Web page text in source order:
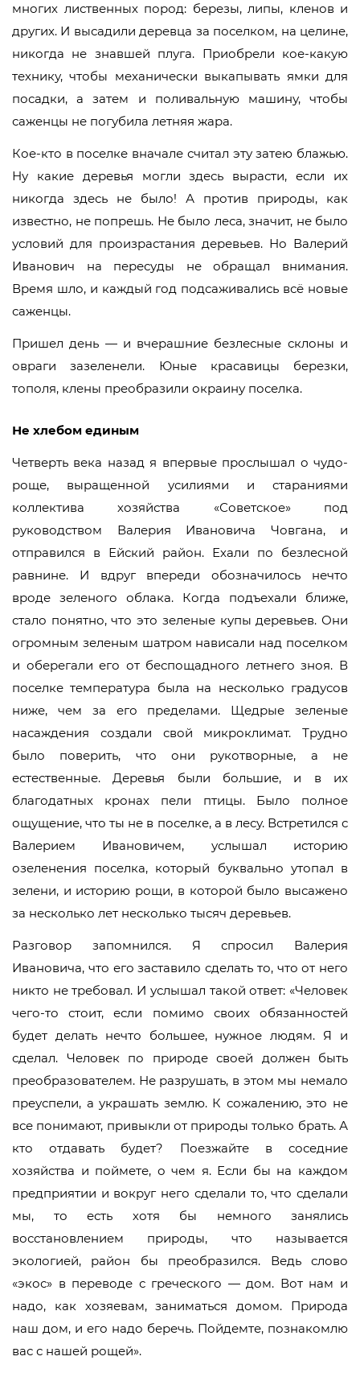
многих лиственных пород: березы, липы, кленов и
других. И высадили деревца за поселком, на целине,
никогда не знавшей плуга. Приобрели кое-какую
технику, чтобы механически выкапывать ямки для
посадки, а затем и поливальную машину, чтобы
саженцы не погубила летняя жара.
Кое-кто в поселке вначале считал эту затею блажью.
Ну какие деревья могли здесь вырасти, если их
никогда здесь не было! А против природы, как
известно, не попрешь. Не было леса, значит, не было
условий для произрастания деревьев. Но Валерий
Иванович на пересуды не обращал внимания.
Время шло, и каждый год подсаживались всё новые
саженцы.
Пришел день — и вчерашние безлесные склоны и
овраги зазеленели. Юные красавицы березки,
тополя, клены преобразили окраину поселка.
Не хлебом единым
Четверть века назад я впервые прослышал о чудо-
роще, выращенной усилиями и стараниями
коллектива хозяйства «Советское» под
руководством Валерия Ивановича Човгана, и
отправился в Ейский район. Ехали по безлесной
равнине. И вдруг впереди обозначилось нечто
вроде зеленого облака. Когда подъехали ближе,
стало понятно, что это зеленые купы деревьев. Они
огромным зеленым шатром нависали над поселком
и оберегали его от беспощадного летнего зноя. В
поселке температура была на несколько градусов
ниже, чем за его пределами. Щедрые зеленые
насаждения создали свой микроклимат. Трудно
было поверить, что они рукотворные, а не
естественные. Деревья были большие, и в их
благодатных кронах пели птицы. Было полное
ощущение, что ты не в поселке, а в лесу. Встретился с
Валерием Ивановичем, услышал историю
озеленения поселка, который буквально утопал в
зелени, и историю рощи, в которой было высажено
за несколько лет несколько тысяч деревьев.
Разговор запомнился. Я спросил Валерия
Ивановича, что его заставило сделать то, что от него
никто не требовал. И услышал такой ответ: «Человек
чего-то стоит, если помимо своих обязанностей
будет делать нечто большее, нужное людям. Я и
сделал. Человек по природе своей должен быть
преобразователем. Не разрушать, в этом мы немало
преуспели, а украшать землю. К сожалению, это не
все понимают, привыкли от природы только брать. А
кто отдавать будет? Поезжайте в соседние
хозяйства и поймете, о чем я. Если бы на каждом
предприятии и вокруг него сделали то, что сделали
мы, то есть хотя бы немного занялись
восстановлением природы, что называется
экологией, район бы преобразился. Ведь слово
«экос» в переводе с греческого — дом. Вот нам и
надо, как хозяевам, заниматься домом. Природа
наш дом, и его надо беречь. Пойдемте, познакомлю
вас с нашей рощей».